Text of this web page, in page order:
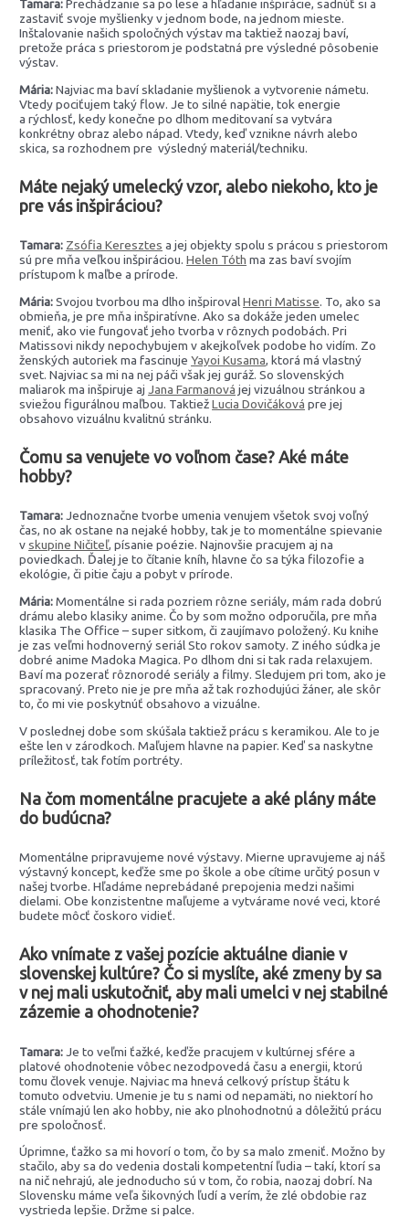
Tamara: Prechádzanie sa po lese a hľadanie inšpirácie, sadnúť si a
zastaviť svoje myšlienky v jednom bode, na jednom mieste.
Inštalovanie našich spoločných výstav ma taktiež naozaj baví,
pretože práca s priestorom je podstatná pre výsledné pôsobenie
výstav.
Mária:Najviac ma baví skladanie myšlienok a vytvorenie námetu.
Vtedy pociťujem taký flow. Je to silné napätie, tok energie
a rýchlosť, kedy konečne po dlhom meditovaní sa vytvára
konkrétny obraz alebo nápad. Vtedy, keď vznikne návrh alebo
skica, sa rozhodnem pre výsledný materiál/techniku.
Máte nejaký umelecký vzor, alebo niekoho, kto je
pre vás inšpiráciou?
Tamara: Zsófia Keresztes a jej objekty spolu s prácou s priestorom
sú pre mňa veľkou inšpiráciou.Helen Tóth ma zas baví svojím
prístupom k maľbe a prírode.
Mária:Svojou tvorbou ma dlho inšpirovalHenri Matisse. To, ako sa
obmieňa, je pre mňa inšpiratívne. Ako sa dokáže jeden umelec
meniť, ako vie fungovať jeho tvorba v rôznych podobách. Pri
Matissovi nikdy nepochybujem v akejkoľvek podobe ho vidím. Zo
ženských autoriek ma fascinujeYayoi Kusama, ktorá má vlastný
svet. Najviac sa mi na nej páči však jej guráž. So slovenských
maliarok ma inšpiruje aj Jana Farmanová jej vizuálnou stránkou a
sviežou figurálnou maľbou. TaktiežLucia Dovičáková pre jej
obsahovo vizuálnu kvalitnú stránku.
Čomu sa venujete vo voľnom čase? Aké máte
hobby?
Tamara:Jednoznačne tvorbe umenia venujem všetok svoj voľný
čas, no ak ostane na nejaké hobby, tak je to momentálne spievanie
vskupine Ničiteľ, písanie poézie. Najnovšie pracujem aj na
poviedkach. Ďalej je to čítanie kníh, hlavne čo sa týka filozofie a
ekológie, či pitie čaju a pobyt v prírode.
Mária:Momentálne si rada pozriem rôzne seriály, mám rada dobrú
drámu alebo klasiky anime. Čo by som možno odporučila, pre mňa
klasika The Office – super sitkom, či zaujímavo položený. Ku knihe
je zas veľmi hodnoverný seriál Sto rokov samoty. Z iného súdka je
dobré anime Madoka Magica. Po dlhom dni si tak rada relaxujem.
Baví ma pozerať rôznorodé seriály a filmy. Sledujem pri tom, ako je
spracovaný. Preto nie je pre mňa až tak rozhodujúci žáner, ale skôr
to, čo mi vie poskytnúť obsahovo a vizuálne.
V poslednej dobe som skúšala taktiež prácu s keramikou. Ale to je
ešte len v zárodkoch. Maľujem hlavne na papier. Keď sa naskytne
príležitosť, tak fotím portréty.
Na čom momentálne pracujete a aké plány máte
do budúcna?
Momentálne pripravujeme nové výstavy. Mierne upravujeme aj náš
výstavný koncept, keďže sme po škole a obe cítime určitý posun v
našej tvorbe. Hľadáme neprebádané prepojenia medzi našimi
dielami. Obe konzistentne maľujeme a vytvárame nové veci, ktoré
budete môcť čoskoro vidieť.
Ako vnímate z vašej pozície aktuálne dianie v
slovenskej kultúre? Čo si myslíte, aké zmeny by sa
v nej mali uskutočniť, aby mali umelci v nej stabilné
zázemie a ohodnotenie?
Tamara:Je to veľmi ťažké, keďže pracujem v kultúrnej sfére a
platové ohodnotenie vôbec nezodpovedá času a energii, ktorú
tomu človek venuje. Najviac ma hnevá celkový prístup štátu k
tomuto odvetviu. Umenie je tu s nami od nepamäti, no niektorí ho
stále vnímajú len ako hobby, nie ako plnohodnotnú a dôležitú prácu
pre spoločnosť.
Úprimne, ťažko sa mi hovorí o tom, čo by sa malo zmeniť. Možno by
stačilo, aby sa do vedenia dostali kompetentní ľudia – takí, ktorí sa
na nič nehrajú, ale jednoducho sú v tom, čo robia, naozaj dobrí. Na
Slovensku máme veľa šikovných ľudí a verím, že zlé obdobie raz
vystrieda lepšie. Držme si palce.